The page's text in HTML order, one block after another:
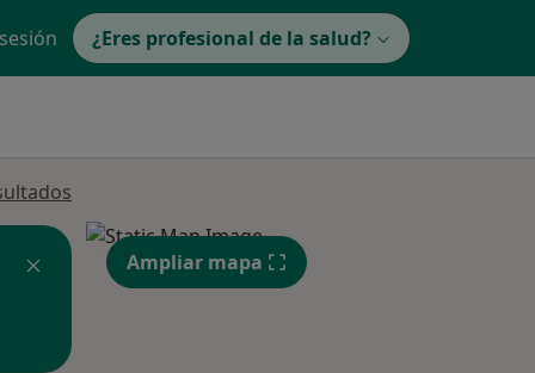
¿Eres profesional de la salud?
Ampliar mapa